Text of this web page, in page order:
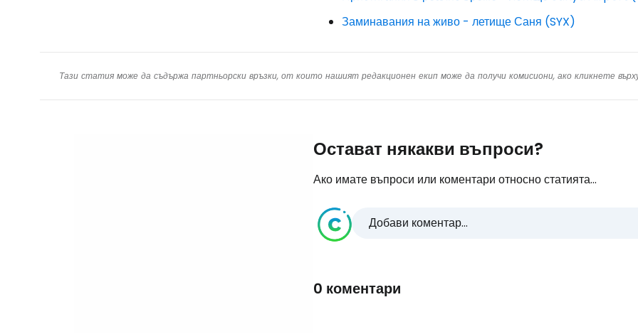
Заминавания на живо - летище Саня (SYX)
Тази статия може да съдържа партньорски връзки, от които нашият редакционен екип може да получи комисиони, ако кликнете
Остават някакви въпроси?
Ако имате въпроси или коментари относно статията...
Добави коментар...
0 коментари